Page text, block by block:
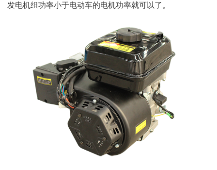
发电机组功率小于电动车的电机功率就可以了。